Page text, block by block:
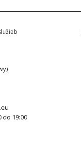
do 19:00